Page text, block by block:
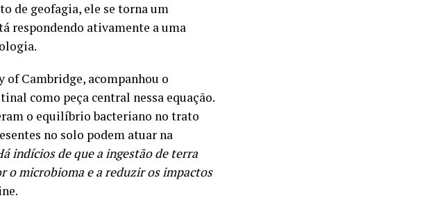
de geofagia, ele se torna um
respondendo ativamente a uma
Cambridge, acompanhou o
como peça central nessa equação.
o equilíbrio bacteriano no trato
no solo podem atuar na
indícios de que a ingestão de terra
o microbioma e a reduzir os impactos